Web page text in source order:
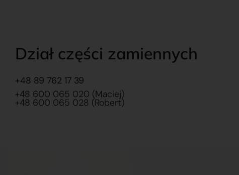
Dział części zamiennych
+48 89 762 17 39
+48 600 065 020 (Maciej)
+48 600 065 028 (Robert)